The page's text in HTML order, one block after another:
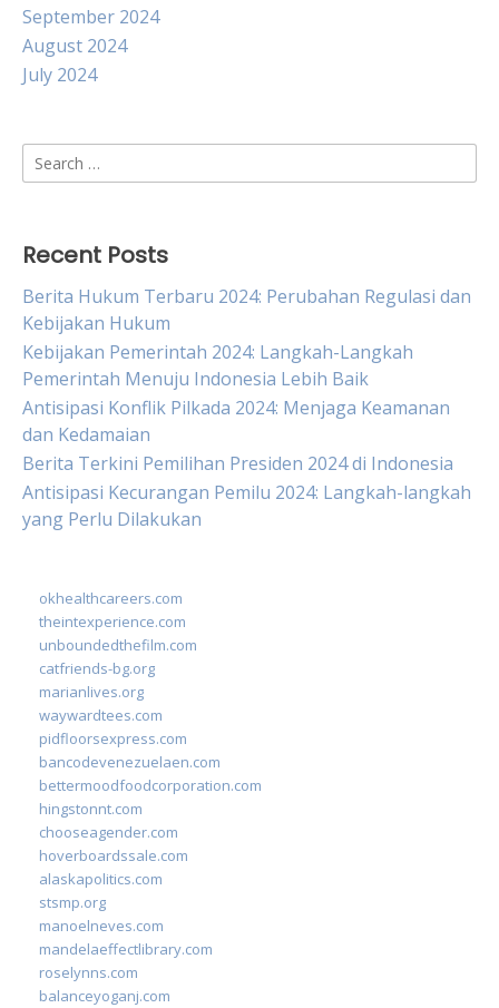
September 2024
August 2024
July 2024
Search
for:
Recent Posts
Berita Hukum Terbaru 2024: Perubahan Regulasi dan
Kebijakan Hukum
Kebijakan Pemerintah 2024: Langkah-Langkah
Pemerintah Menuju Indonesia Lebih Baik
Antisipasi Konflik Pilkada 2024: Menjaga Keamanan
dan Kedamaian
Berita Terkini Pemilihan Presiden 2024 di Indonesia
Antisipasi Kecurangan Pemilu 2024: Langkah-langkah
yang Perlu Dilakukan
okhealthcareers.com
theintexperience.com
unboundedthefilm.com
catfriends-bg.org
marianlives.org
waywardtees.com
pidfloorsexpress.com
bancodevenezuelaen.com
bettermoodfoodcorporation.com
hingstonnt.com
chooseagender.com
hoverboardssale.com
alaskapolitics.com
stsmp.org
manoelneves.com
mandelaeffectlibrary.com
roselynns.com
balanceyoganj.com